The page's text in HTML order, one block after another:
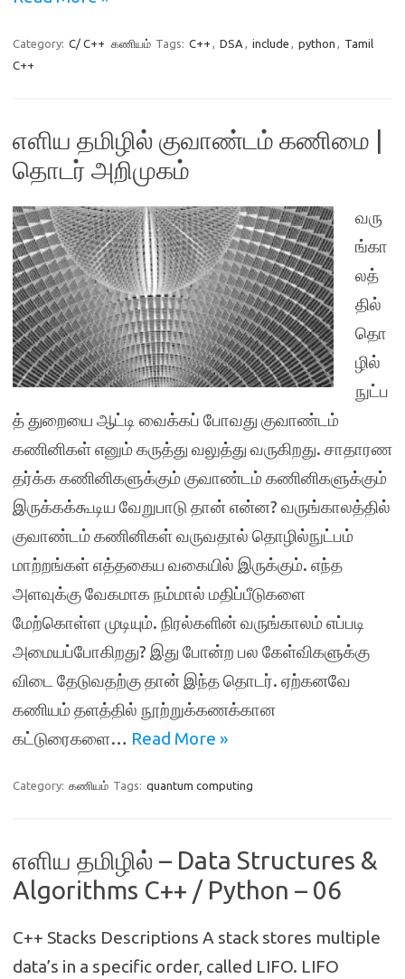
Category: C/ C++ கணியம் Tags: C++ , DSA , include , python , Tamil
C++
எளிய தமிழில் குவாண்டம் கணிமை |
தொடர் அறிமுகம்
வரு
ங்கா
லத்
தில்
தொ
ழில்
நுட்ப
த் துறையை ஆட்டி வைக்கப் போவது குவாண்டம்
கணினிகள் எனும் கருத்து வலுத்து வருகிறது. சாதாரண
தர்க்க கணினிகளுக்கும் குவாண்டம் கணினிகளுக்கும்
இருக்கக்கூடிய வேறுபாடு தான் என்ன? வருங்காலத்தில்
குவாண்டம் கணினிகள் வருவதால் தொழில்நுட்பம்
மாற்றங்கள் எத்தகைய வகையில் இருக்கும். எந்த
அளவுக்கு வேகமாக நம்மால் மதிப்பீடுகளை
மேற்கொள்ள முடியும். நிரல்களின் வருங்காலம் எப்படி
அமையப்போகிறது? இது போன்ற பல கேள்விகளுக்கு
விடை தேடுவதற்கு தான் இந்த தொடர். ஏற்கனவே
கணியம் தளத்தில் நூற்றுக்கணக்கான
கட்டுரைகளை… Read More »
Category: கணியம் Tags: quantum computing
எளிய தமிழில் – Data Structures &
Algorithms C++ / Python – 06
C++ Stacks Descriptions A stack stores multiple
data’s in a specific order, called LIFO. LIFO